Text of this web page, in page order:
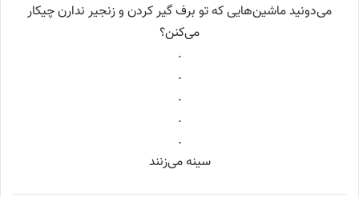
می‌دونید ماشین‌هایی که تو برف گیر کردن و زنجیر ندارن چیکار
می‌کنن؟
.
.
.
.
.
سینه می‌زنند